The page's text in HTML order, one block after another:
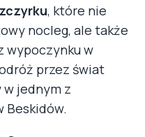
, które nie
nocleg, ale także
wypoczynku w
przez świat
w jednym z
Beskidów.